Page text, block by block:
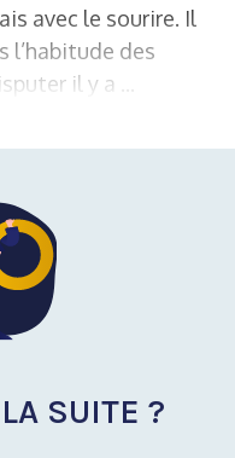
avec le sourire. Il
l’habitude des
il y a ...
SUITE ?